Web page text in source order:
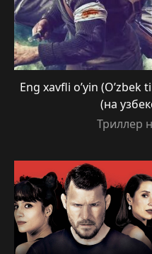
Eng xavfli o’yin
(на
Триллер